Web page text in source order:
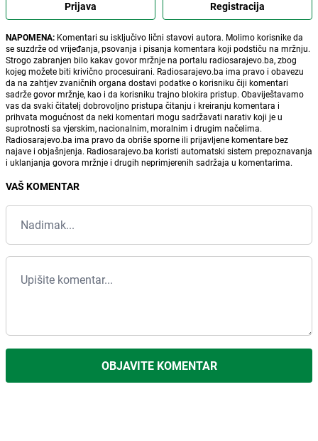
Prijava Registracija
NAPOMENA: Komentari su isključivo lični stavovi autora. Molimo korisnike da
se suzdrže od vrijeđanja, psovanja i pisanja komentara koji podstiču na mržnju.
Strogo zabranjen bilo kakav govor mržnje na portalu radiosarajevo.ba, zbog
kojeg možete biti krivično procesuirani. Radiosarajevo.ba ima pravo i obavezu
da na zahtjev zvaničnih organa dostavi podatke o korisniku čiji komentari
sadrže govor mržnje, kao i da korisniku trajno blokira pristup. Obaviještavamo
vas da svaki čitatelj dobrovoljno pristupa čitanju i kreiranju komentara i
prihvata mogućnost da neki komentari mogu sadržavati narativ koji je u
suprotnosti sa vjerskim, nacionalnim, moralnim i drugim načelima.
Radiosarajevo.ba ima pravo da obriše sporne ili prijavljene komentare bez
najave i objašnjenja. Radiosarajevo.ba koristi automatski sistem prepoznavanja
i uklanjanja govora mržnje i drugih neprimjerenih sadržaja u komentarima.
VAŠ KOMENTAR
OBJAVITE KOMENTAR